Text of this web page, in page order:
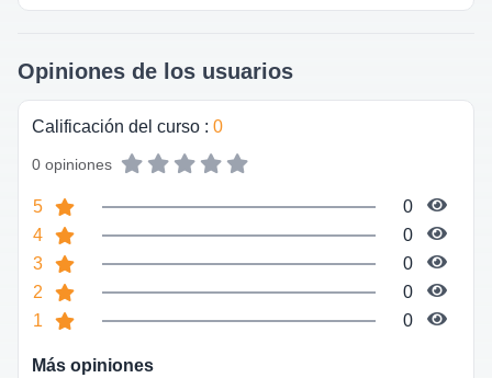
Opiniones de los usuarios
Calificación del curso : 0
0 opiniones
5
0
4
0
3
0
2
0
1
0
Más opiniones